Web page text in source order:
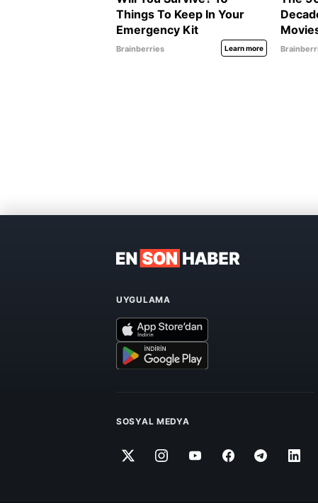
UYGULAMA
SOSYAL MEDYA